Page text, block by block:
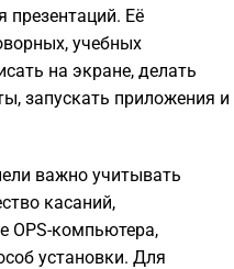
презентаций. Её
учебных
на экране, делать
запускать приложения и
важно учитывать
касаний,
OPS-компьютера,
установки. Для